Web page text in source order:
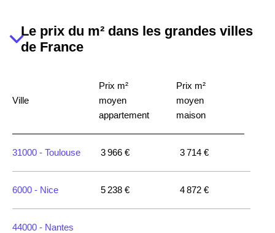
Le prix du m² dans les grandes villes
de France
Ville
Prix m²
moyen
appartement
Prix m²
moyen
maison
31000 - Toulouse 3 966 € 3 714 €
6000 - Nice 5 238 € 4 872 €
44000 - Nantes